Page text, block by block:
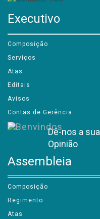
Executivo
Composição
Serviços
Atas
Editais
Avisos
Contas de Gerência
Dê-nos a sua
Opinião
Assembleia
Composição
Regimento
Atas